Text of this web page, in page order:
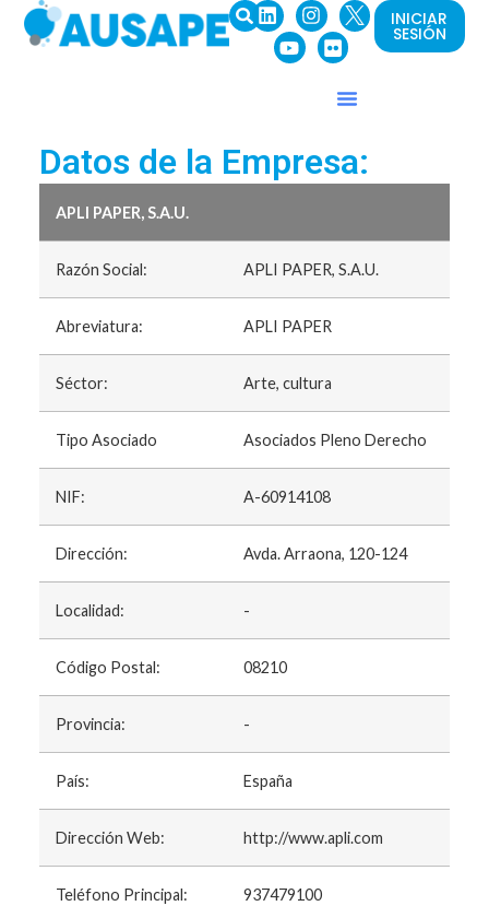
INICIAR
SESIÓN
Datos de la Empresa:
APLI PAPER, S.A.U.
Razón Social: APLI PAPER, S.A.U.
Abreviatura: APLI PAPER
Séctor: Arte, cultura
Tipo Asociado Asociados Pleno Derecho
NIF: A-60914108
Dirección: Avda. Arraona, 120-124
Localidad: -
Código Postal: 08210
Provincia: -
País: España
Dirección Web: http://www.apli.com
Teléfono Principal: 937479100